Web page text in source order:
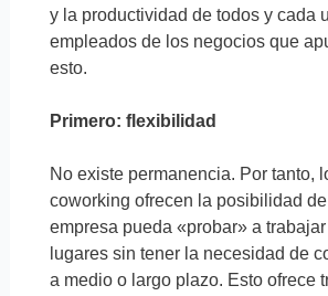
y la productividad de todos y cada
empleados de los negocios que
esto.
Primero: flexibilidad
No existe permanencia. Por tanto,
coworking ofrecen la posibilidad
empresa pueda «probar» a
lugares sin tener la necesidad de
a medio o largo plazo. Esto ofrece